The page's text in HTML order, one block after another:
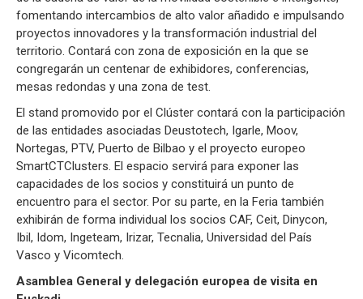
fomentando intercambios de alto valor añadido e impulsando
proyectos innovadores y la transformación industrial del
territorio. Contará con zona de exposición en la que se
congregarán un centenar de exhibidores, conferencias,
mesas redondas y una zona de test.
El stand promovido por el Clúster contará con la participación
de las entidades asociadas Deustotech, Igarle, Moov,
Nortegas, PTV, Puerto de Bilbao y el proyecto europeo
SmartCTClusters. El espacio servirá para exponer las
capacidades de los socios y constituirá un punto de
encuentro para el sector. Por su parte, en la Feria también
exhibirán de forma individual los socios CAF, Ceit, Dinycon,
Ibil, Idom, Ingeteam, Irizar, Tecnalia, Universidad del País
Vasco y Vicomtech.
Asamblea General y delegación europea de visita en